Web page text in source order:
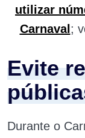
utilizar
Carnaval ;
Evite
Durante o